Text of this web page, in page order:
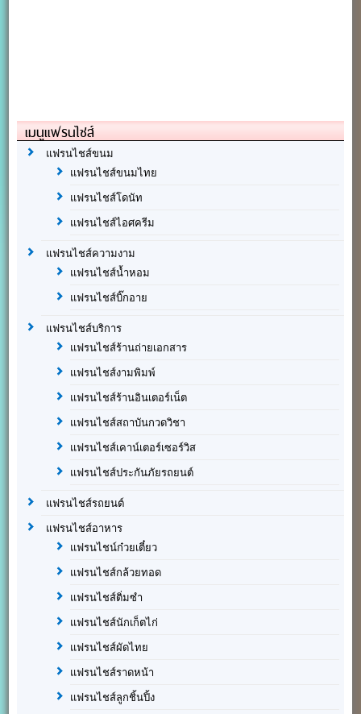
เมนูแฟรนไชส์
แฟรนไชส์ขนม
แฟรนไชส์ขนมไทย
แฟรนไชส์โดนัท
แฟรนไชส์ไอศครีม
แฟรนไชส์ความงาม
แฟรนไชส์น้ำหอม
แฟรนไชส์บิ๊กอาย
แฟรนไชส์บริการ
แฟรนไชส์ร้านถ่ายเอกสาร
แฟรนไชส์งามพิมพ์
แฟรนไชส์ร้านอินเตอร์เน็ต
แฟรนไชส์สถาบันกวดวิชา
แฟรนไชส์เคาน์เตอร์เซอร์วิส
แฟรนไชส์ประกันภัยรถยนต์
แฟรนไชส์รถยนต์
แฟรนไชส์อาหาร
แฟรนไชน์ก๋วยเตี๋ยว
แฟรนไชส์กล้วยทอด
แฟรนไชส์ติ่มซำ
แฟรนไชส์นักเก็ตไก่
แฟรนไชส์ผัดไทย
แฟรนไชส์ราดหน้า
แฟรนไชส์ลูกชิ้นปิ้ง